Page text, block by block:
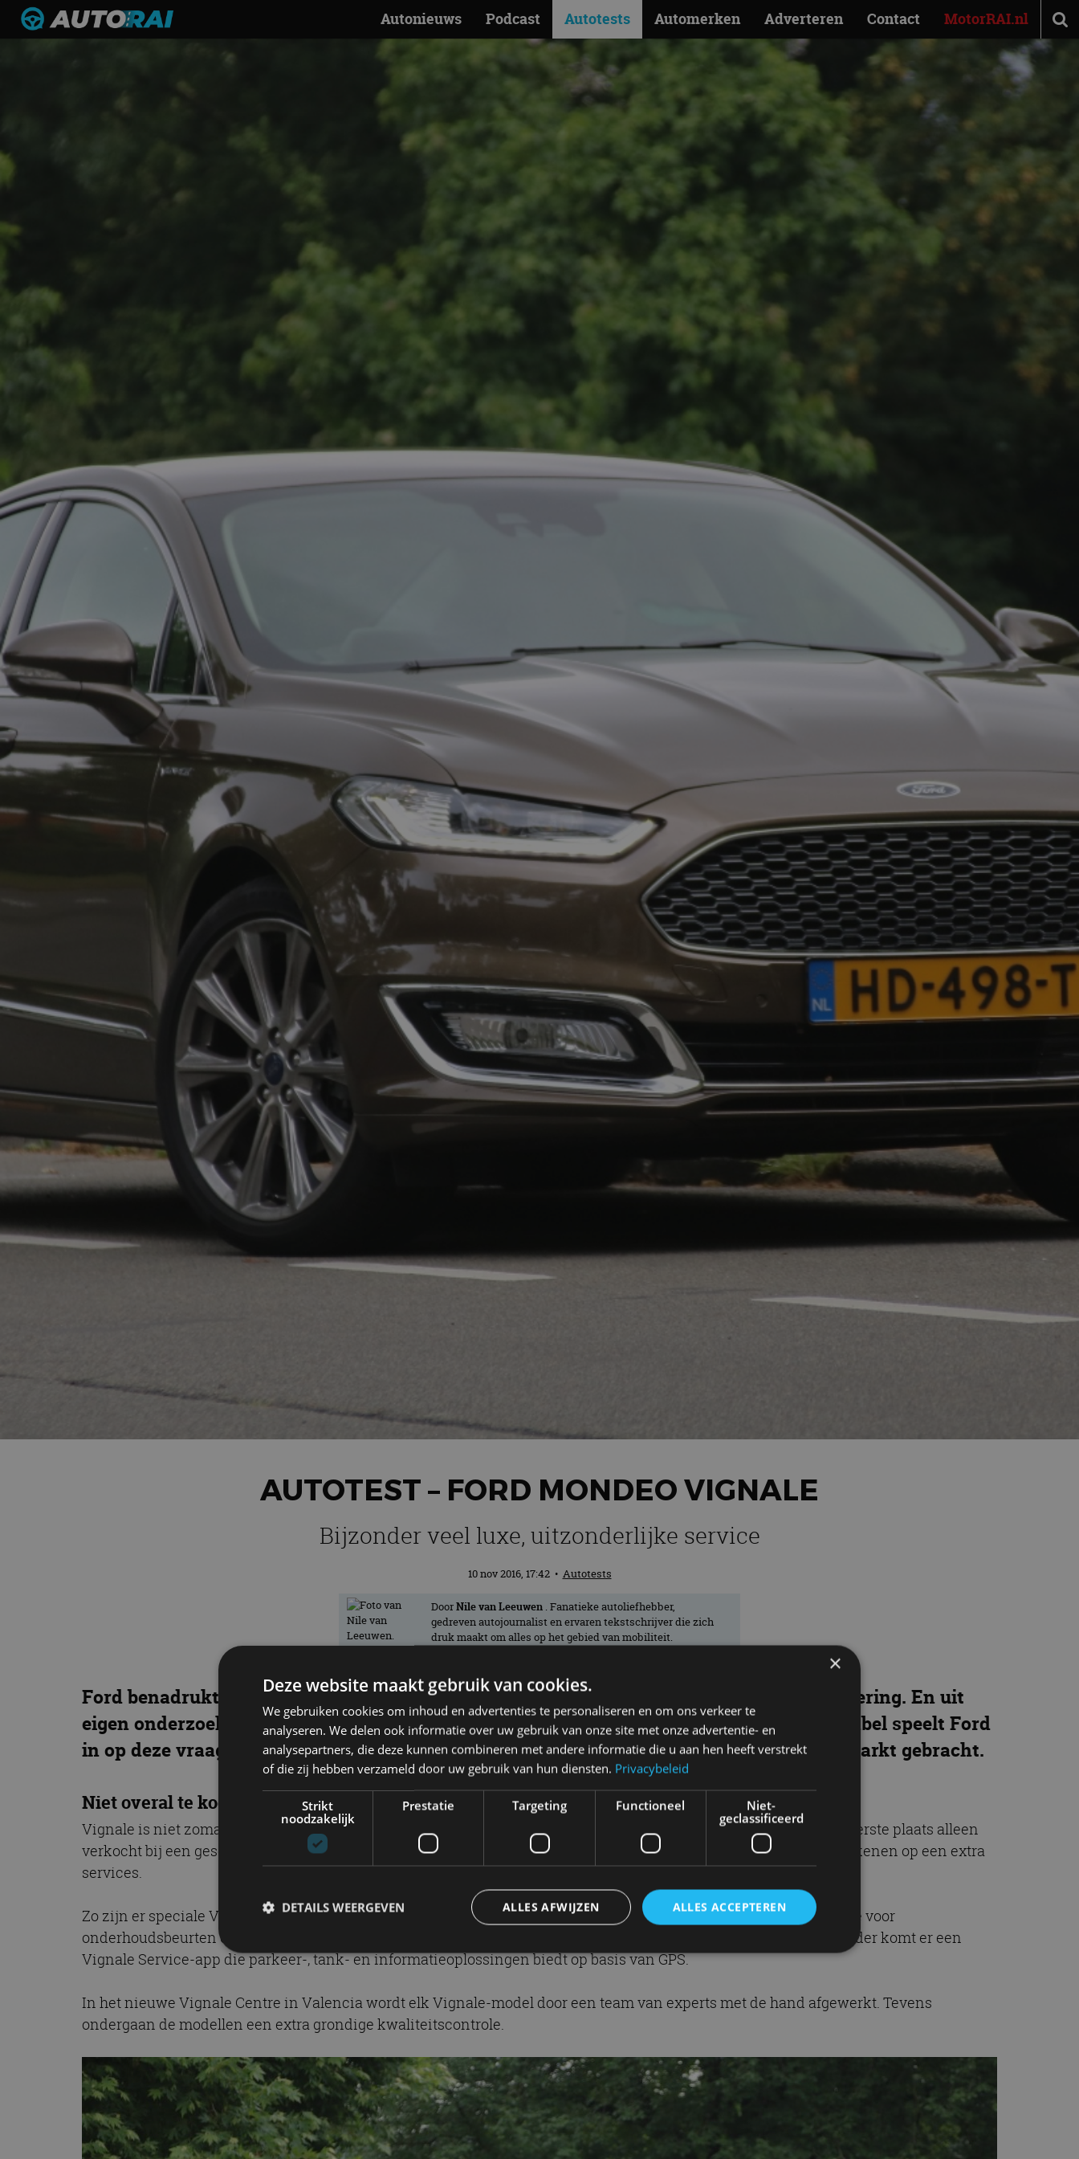
Autonieuws Podcast Autotests Automerken Adverteren Contact MotorRAI.nl
AUTOTEST – FORD MONDEO VIGNALE
Bijzonder veel luxe, uitzonderlijke service
10 nov 2016, 17:42 • Autotests
DoorNile van Leeuwen . Fanatieke autoliefhebber,
gedreven autojournalist en ervaren tekstschrijver die zich
druk maakt om alles op het gebied van mobiliteit.
Ford benadrukt dat de helft van alle grote modellen wordt besteld in de meest luxe uitvoering. En uit
eigen onderzoek blijkt dat er ruimte is voor meer exclusiviteit. Met het nieuwe Vignale-label speelt Ford
in op deze vraag naar extra luxe Ford-modellen. De Mondeo Vignale is als eerste op de markt gebracht.
Niet overal te koop
Vignale is niet zomaar een luxe uitvoering die aan het aanbod is toegevoegd. De Vignale-modellen worden op de eerste plaats alleen
verkocht bij een geselecteerd aantal Ford-dealers met speciaal ingerichte Vignale Lounges. Kopers kunnen ook rekenen op een extra
services.
Zo zijn er speciale Vignale-relatiemanagers die persoonlijke services bieden, waaronder een haal- en brengservice voor
onderhoudsbeurten en reiniging. Je hebt ook gebruikmaken van Vignale OneCall met 24-uurs klantenservice. Verder komt er een
Vignale Service-app die parkeer-, tank- en informatieoplossingen biedt op basis van GPS.
In het nieuwe Vignale Centre in Valencia wordt elk Vignale-model door een team van experts met de hand afgewerkt. Tevens
ondergaan de modellen een extra grondige kwaliteitscontrole.
×
Deze website maakt gebruik van cookies.
We gebruiken cookies om inhoud en advertenties te personaliseren en om ons verkeer te
analyseren. We delen ook informatie over uw gebruik van onze site met onze advertentie- en
analysepartners, die deze kunnen combineren met andere informatie die u aan hen heeft verstrekt
of die zij hebben verzameld door uw gebruik van hun diensten. Privacybeleid
Strikt
noodzakelijk
Prestatie Targeting Functioneel
Niet-
geclassificeerd
ALLES ACCEPTEREN
ALLES AFWIJZEN
DETAILS WEERGEVEN
Strikt noodzakelijke cookies maken de kernfunctionaliteiten van de website mogelijk, zoals gebruikersaanmelding en
accountbeheer. De website kan niet goed worden gebruikt zonder de strikt noodzakelijke cookies.
Naam
Domein
Vervaldatum Omschrijving
cf_clearance
Cloudflare,
Inc.
.autorai.nl
1 jaar
Deze cookie wordt gebruikt door de CloudFlare-service om
vertrouwd webverkeer te identificeren en alle
beveiligingsbeperkingen op basis van het IP-adres van de bezoeker
te omzeilen. Het is essentieel voor het ondersteunen van de
veiligheid van een website functies en in het bieden van
bescherming tegen kwaadaardige bezoekers.